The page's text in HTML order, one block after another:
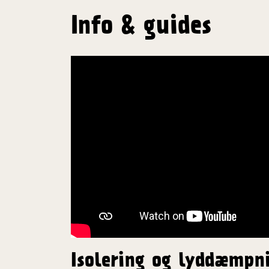
Info & guides
Isolering og